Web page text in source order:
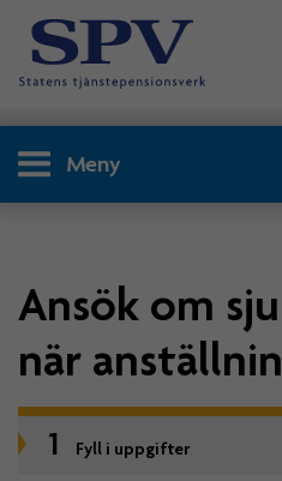
Meny
Ansök om
när
1 Fyll i uppgifter